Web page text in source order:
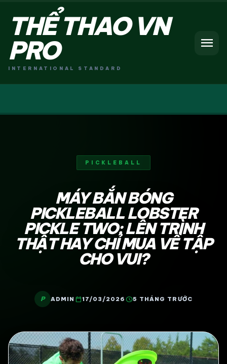
THỂ THAO VN
PRO
INTERNATIONAL STANDARD
menu
PICKLEBALL
MÁY BẮN BÓNG
PICKLEBALL LOBSTER
PICKLE TWO: LÊN TRÌNH
THẬT HAY CHỈ MUA VỀ TẬP
CHO VUI?
P ADMIN calendar_today17/03/2026 schedule5 THÁNG TRƯỚC